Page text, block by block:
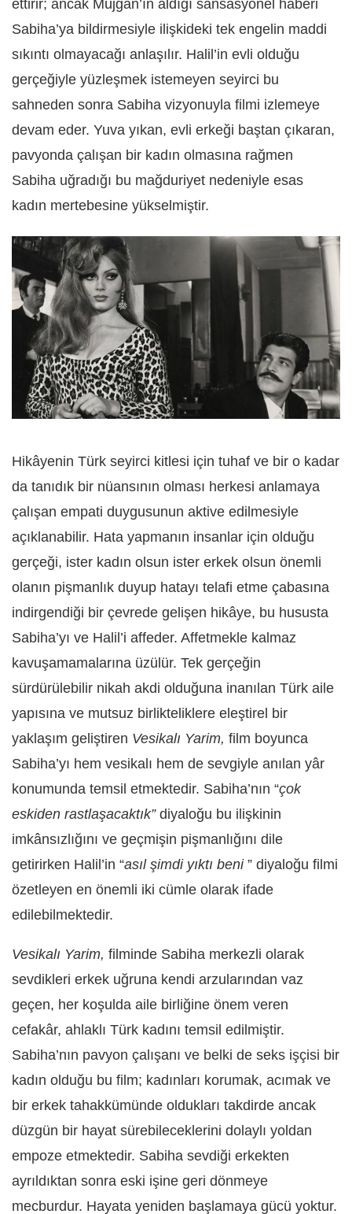
ettirir; ancak Müjgan’ın aldığı sansasyonel haberi
Sabiha’ya bildirmesiyle ilişkideki tek engelin maddi
sıkıntı olmayacağı anlaşılır. Halil’in evli olduğu
gerçeğiyle yüzleşmek istemeyen seyirci bu
sahneden sonra Sabiha vizyonuyla filmi izlemeye
devam eder. Yuva yıkan, evli erkeği baştan çıkaran,
pavyonda çalışan bir kadın olmasına rağmen
Sabiha uğradığı bu mağduriyet nedeniyle esas
kadın mertebesine yükselmiştir.
Hikâyenin Türk seyirci kitlesi için tuhaf ve bir o kadar
da tanıdık bir nüansının olması herkesi anlamaya
çalışan empati duygusunun aktive edilmesiyle
açıklanabilir. Hata yapmanın insanlar için olduğu
gerçeği, ister kadın olsun ister erkek olsun önemli
olanın pişmanlık duyup hatayı telafi etme çabasına
indirgendiği bir çevrede gelişen hikâye, bu hususta
Sabiha’yı ve Halil’i affeder. Affetmekle kalmaz
kavuşamamalarına üzülür. Tek gerçeğin
sürdürülebilir nikah akdi olduğuna inanılan Türk aile
yapısına ve mutsuz birlikteliklere eleştirel bir
yaklaşım geliştiren Vesikalı Yarim, film boyunca
Sabiha’yı hem vesikalı hem de sevgiyle anılan yâr
konumunda temsil etmektedir. Sabiha’nın “çok
eskiden rastlaşacaktık”diyaloğu bu ilişkinin
imkânsızlığını ve geçmişin pişmanlığını dile
getirirken Halil’in “asıl şimdi yıktı beni ” diyaloğu filmi
özetleyen en önemli iki cümle olarak ifade
edilebilmektedir.
Vesikalı Yarim, filminde Sabiha merkezli olarak
sevdikleri erkek uğruna kendi arzularından vaz
geçen, her koşulda aile birliğine önem veren
cefakâr, ahlaklı Türk kadını temsil edilmiştir.
Sabiha’nın pavyon çalışanı ve belki de seks işçisi bir
kadın olduğu bu film; kadınları korumak, acımak ve
bir erkek tahakkümünde oldukları takdirde ancak
düzgün bir hayat sürebileceklerini dolaylı yoldan
empoze etmektedir. Sabiha sevdiği erkekten
ayrıldıktan sonra eski işine geri dönmeye
mecburdur. Hayata yeniden başlamaya gücü yoktur.